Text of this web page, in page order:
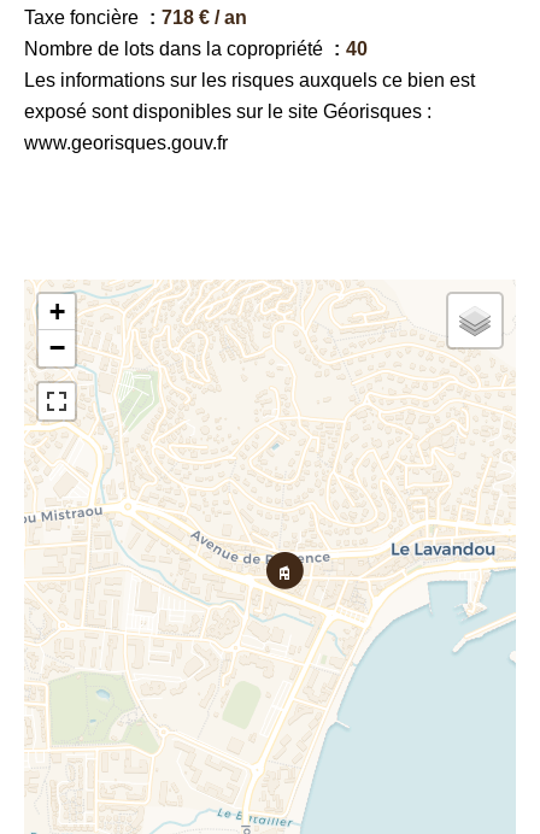
Taxe foncière
718 € / an
Nombre de lots dans la copropriété
40
Les informations sur les risques auxquels ce bien est
exposé sont disponibles sur le site Géorisques :
www.georisques.gouv.fr
+
−